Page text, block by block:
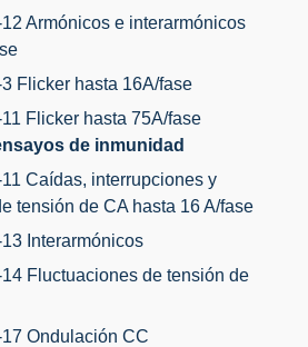
12 Armónicos e interarmónicos
3 Flicker hasta 16A/fase
11 Flicker hasta 75A/fase
de inmunidad
11 Caídas, interrupciones y
tensión de CA hasta 16 A/fase
13 Interarmónicos
14 Fluctuaciones de tensión de
17 Ondulación CC